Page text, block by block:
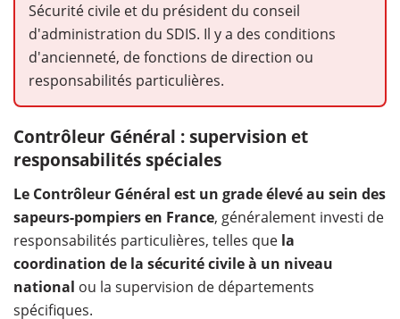
Sécurité civile et du président du conseil
d'administration du SDIS. Il y a des conditions
d'ancienneté, de fonctions de direction ou
responsabilités particulières.
Contrôleur Général : supervision et
responsabilités spéciales
Le Contrôleur Général est un grade élevé au sein des
sapeurs-pompiers en France, généralement investi de
responsabilités particulières, telles que la
coordination de la sécurité civile à un niveau
national ou la supervision de départements
spécifiques.